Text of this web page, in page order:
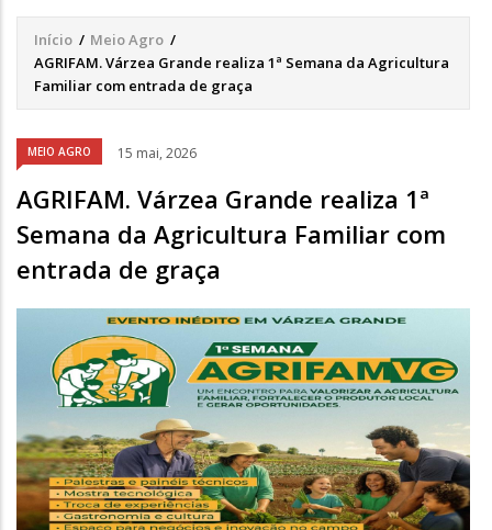
entregadores
Trilha
de
Início / Meio Agro /
AGRIFAM. Várzea Grande realiza 1ª Semana da Agricultura
Familiar com entrada de graça
MEIO AGRO 15 mai, 2026
AGRIFAM. Várzea Grande realiza 1ª
Semana da Agricultura Familiar com
entrada de graça
Áudio